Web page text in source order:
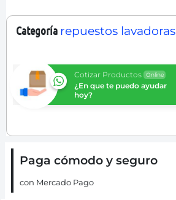
Categoría repuestos lavadoras
Cotizar Productos Online
¿En que te puedo ayudar
hoy?
Paga cómodo y seguro
con Mercado Pago